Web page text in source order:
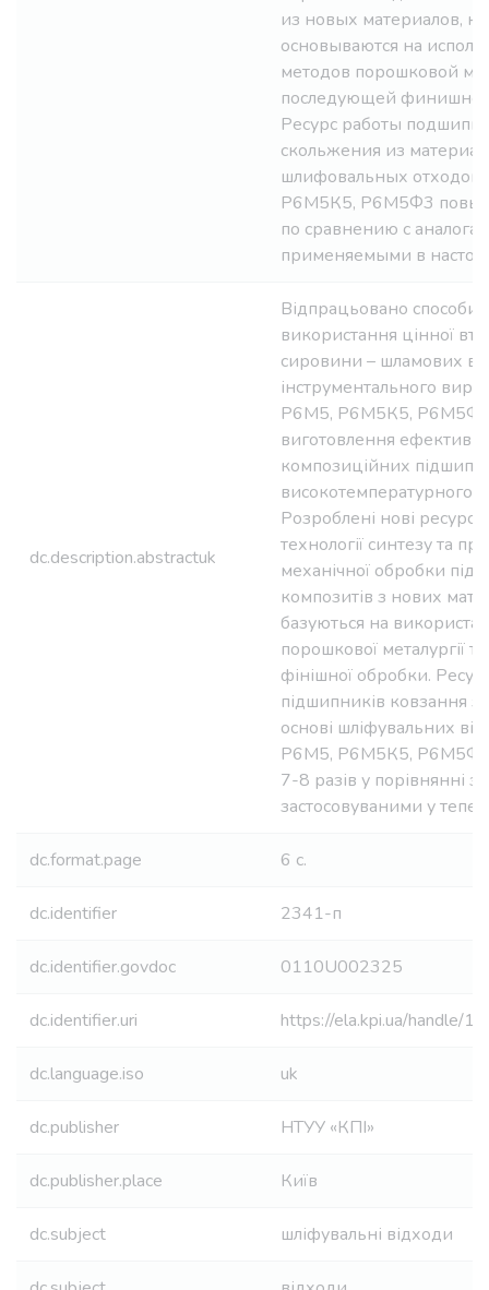
из новых материалов,
основываются на
методов порошковой
последующей
Ресурс работы
скольжения из
шлифовальных отходов
Р6М5К5, Р6М5Ф3
по сравнению с
применяемыми в
dc.description.abstractuk
Відпрацьовано способи
використання цінної
сировини – шламових
інструментального
Р6М5, Р6М5К5,
виготовлення
композиційних
високотемпературного
Розроблені нові
технології синтезу та
механічної обробки
композитів з нових
базуються на
порошкової металургії
фінішної обробки.
підшипників ковзання з
основі шліфувальних
Р6М5, Р6М5К5, Р6М5Ф3
7-8 разів у порівнянні з
застосовуваними у
dc.format.page 6 с.
dc.identifier 2341-п
dc.identifier.govdoc 0110U002325
dc.identifier.uri https://ela.kpi.ua/handle/
dc.language.iso uk
dc.publisher НТУУ «КПІ»
dc.publisher.place Київ
dc.subject шліфувальні відходи